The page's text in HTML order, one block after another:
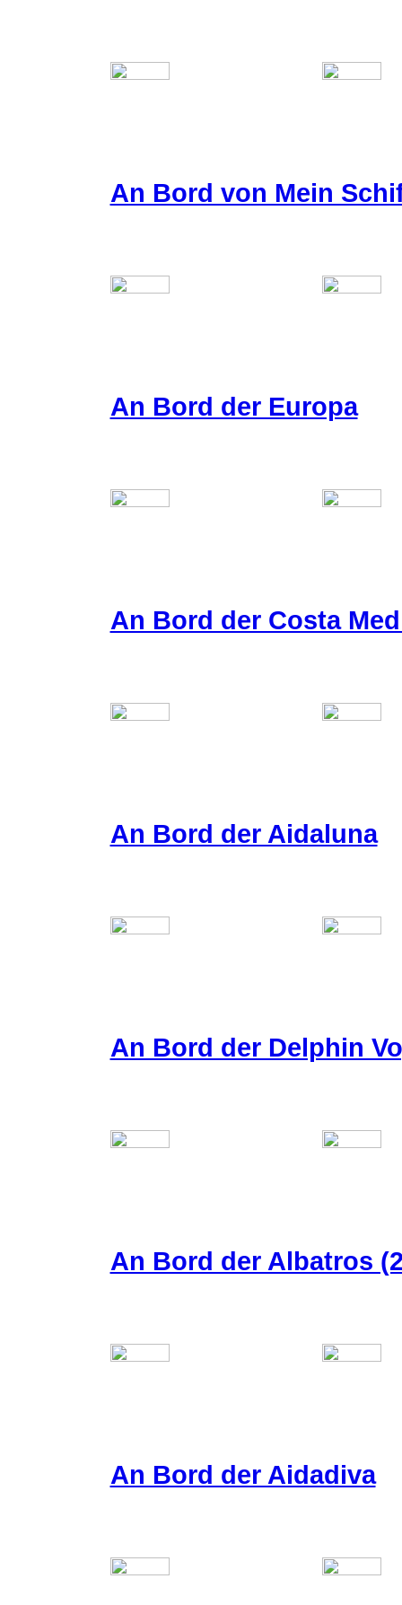
An Bord von Mein
An Bord der Europa
An Bord der Costa
An Bord der Aidaluna
An Bord der Delphin
An Bord der Albatros
An Bord der Aidadiva